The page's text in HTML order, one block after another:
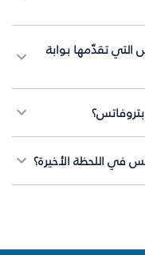
التي تقدّمها بوابة
في اللحظة الأخيرة؟